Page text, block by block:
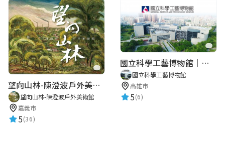
望向山林-陳澄波戶外美術館
望向山林-陳澄波戶外美術館
嘉義市
5(36)
國立科學工藝博物館｜華語智慧導覽
國立科學工藝博物館
高雄市
5(6)